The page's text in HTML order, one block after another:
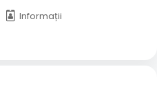
Informații